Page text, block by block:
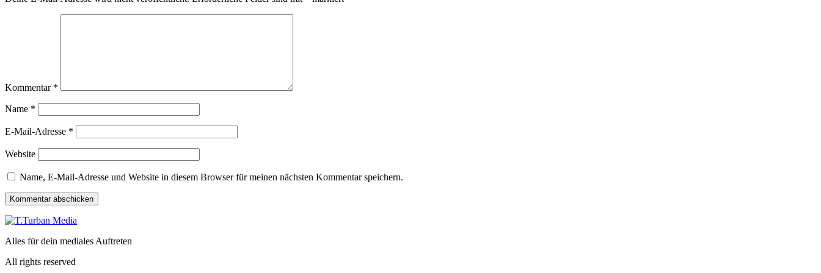
Kommentar *
Name *
E-Mail-Adresse *
Website
Name, E-Mail-Adresse und Website in diesem Browser für meinen nächsten Kommentar speichern.
Alles für dein mediales Auftreten
All rights reserved